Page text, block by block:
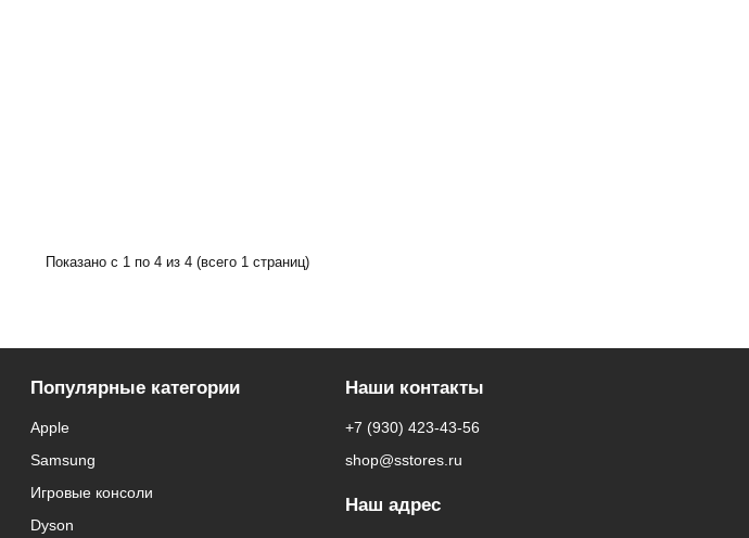
Показано с 1 по 4 из 4 (всего 1 страниц)
Популярные категории
Apple
Samsung
Игровые консоли
Dyson
Наши контакты
+7 (930) 423-43-56
shop@sstores.ru
Наш адрес